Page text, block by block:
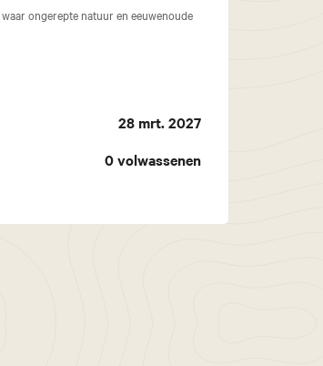
ongerepte natuur en eeuwenoude
28 mrt. 2027
0volwassenen